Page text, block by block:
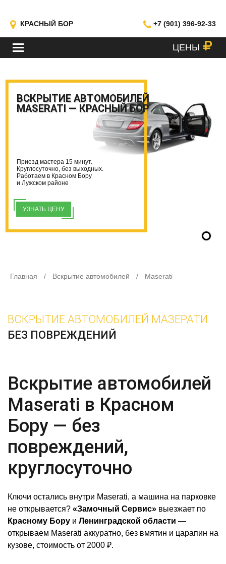
КРАСНЫЙ БОР +7 (901) 396-92-33
МЕНЮ ЦЕНЫ
ВСКРЫТИЕ АВТОМОБИЛЕЙ
MASERATI — КРАСНЫЙ БОР
Приезд мастера 15 минут.
Круглосуточно, без выходных.
Работаем в Красном Бору
и Лужском районе
УЗНАТЬ ЦЕНУ
Главная / Вскрытие автомобилей / Maserati
ВСКРЫТИЕ АВТОМОБИЛЕЙ МАЗЕРАТИ
БЕЗ ПОВРЕЖДЕНИЙ
Вскрытие автомобилей
Maserati в Красном
Бору — без
повреждений,
круглосуточно
Ключи остались внутри Maserati, а машина на парковке
не открывается? «Замочный Сервис» выезжает по
Красному Бору и Ленинградской области —
открываем Maserati аккуратно, без вмятин и царапин на
кузове, стоимость от 2000 ₽.